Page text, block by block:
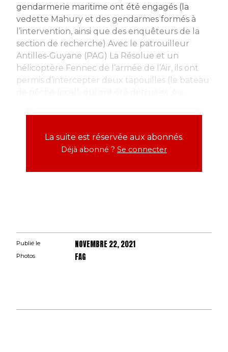
gendarmerie maritime ont été engagés (la
vedette Mahury et des gendarmes formés à
l’intervention, ainsi que des enquêteurs de la
section de recherche) Avec le patrouilleur
Antilles-Guyane (PAG) La Résolue et un
hélicoptère Fennec de l’armée de l’Air, ils ont
permis d’intercepter deux tapouilles (le bateau
La suite est réservée aux abonnés.
Déjà abonné ? Se connecter
Publié le NOVEMBRE 22, 2021
Photos FAG